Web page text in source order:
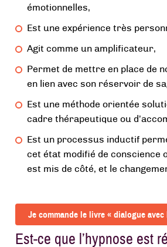
émotionnelles,
Est une expérience très
Agit comme un amplificateur,
Permet de mettre en place de
en lien avec son réservoir de
Est une méthode orientée
cadre thérapeutique ou
Est un processus inductif
cet état modifié de conscience
est mis de côté, et le
Je commande le livre « dialogue
Est-ce que l’hypnose est